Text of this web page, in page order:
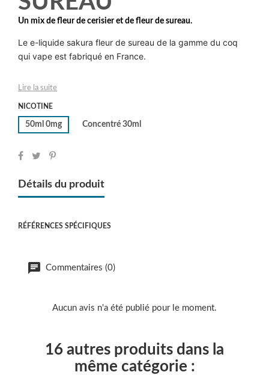
Un mix de fleur de cerisier et de fleur de sureau.
Le e-liquide sakura fleur de sureau de la gamme du coq
qui vape est fabriqué en France.
Lire la suite
NICOTINE
50ml 0mg Concentré 30ml
Détails du produit
RÉFÉRENCES SPÉCIFIQUES
Commentaires (0)
Aucun avis n'a été publié pour le moment.
16 autres produits dans la
même catégorie :